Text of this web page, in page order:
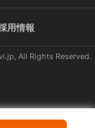
用情報
All Rights Reserved.